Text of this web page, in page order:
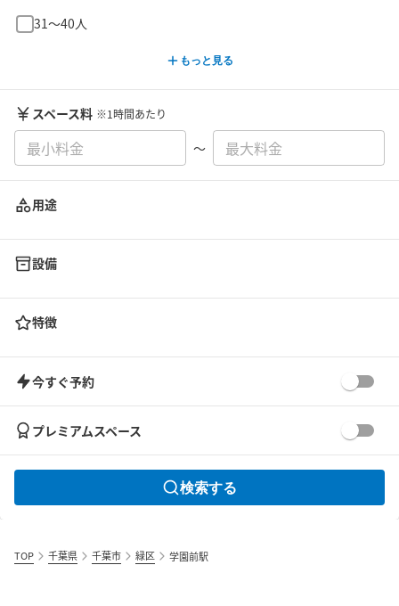
31〜40人
もっと見る
スペース料 ※1時間あたり
〜
用途
設備
特徴
今すぐ予約
プレミアムスペース
検索する
TOP 千葉県 千葉市 緑区 学園前駅